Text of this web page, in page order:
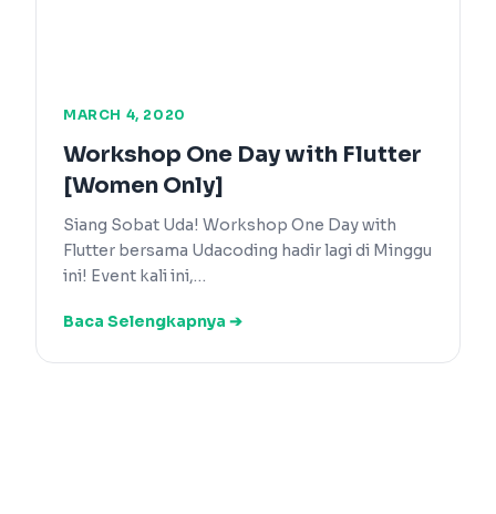
MARCH 4, 2020
Workshop One Day with Flutter
[Women Only]
Siang Sobat Uda! Workshop One Day with
Flutter bersama Udacoding hadir lagi di Minggu
ini! Event kali ini,…
Baca Selengkapnya ➔